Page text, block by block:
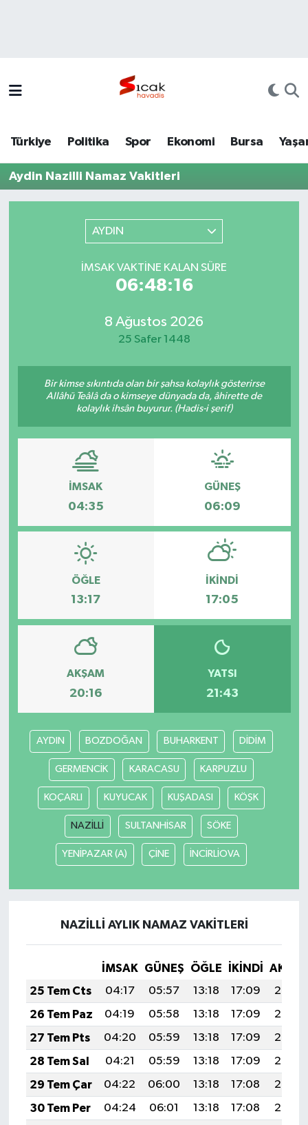
Türkiye Politika Spor Ekonomi Bursa
Aydin Nazilli Namaz Vakitleri
AYDIN
İMSAK VAKTINE KALAN SÜRE
06:48:16
8 Ağustos 2026
25 Safer 1448
Bir kimse sıkıntıda olan bir şahsa kolaylık gösterirse
Allâhü Teâlâ da o kimseye dünyada da, âhirette de
kolaylık ihsân buyurur. (Hadis-i şerif)
İMSAK
04:35
GÜNEŞ
06:09
ÖĞLE
13:17
İKINDI
17:05
AKŞAM
20:16
YATSI
21:43
AYDIN BOZDOĞAN BUHARKENT DİDİM
GERMENCİK KARACASU KARPUZLU
KOÇARLI KUYUCAK KUŞADASI KÖŞK
NAZİLLİ SULTANHİSAR SÖKE
YENİPAZAR (A) ÇİNE İNCİRLİOVA
NAZİLLİ AYLIK NAMAZ VAKITLERI
İMSAK GÜNEŞ ÖĞLE İKINDI
25 Tem Cts
04:17 05:57 13:18 17:09
20:30
26 Tem Paz
04:19 05:58 13:18 17:09
20:29
27 Tem Pts
04:20 05:59 13:18 17:09
20:28
28 Tem Sal
04:21 05:59 13:18 17:09
20:27
29 Tem Çar
04:22 06:00 13:18 17:08
20:26
30 Tem Per
04:24 06:01 13:18 17:08
20:25
Politika
Sağlık
Magazin
Gündem
Kültür & Sanat
Teknoloji
Bilim, Teknoloji
Tüm Manşetler
Son Dakika Haberleri
Haber Arşivi